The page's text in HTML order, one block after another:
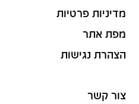
מדיניות פרטיות
מפת אתר
הצהרת נגישות
צור קשר